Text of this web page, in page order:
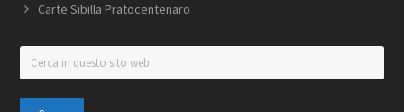
Carte Sibilla Pratocentenaro
e
r